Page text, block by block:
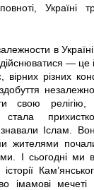
Україні
в
— це
вірних різних
свою
стала
Іслам.
жителями
І сьогодні ми
імамові мечеті